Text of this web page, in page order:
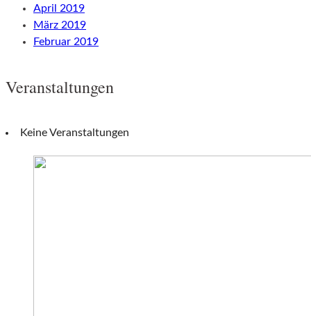
April 2019
März 2019
Februar 2019
Veranstaltungen
Keine Veranstaltungen